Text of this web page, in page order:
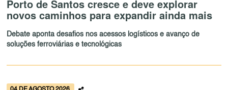
Porto de Santos cresce e deve explorar
novos caminhos para expandir ainda mais
Debate aponta desafios nos acessos logísticos e avanço de
soluções ferroviárias e tecnológicas